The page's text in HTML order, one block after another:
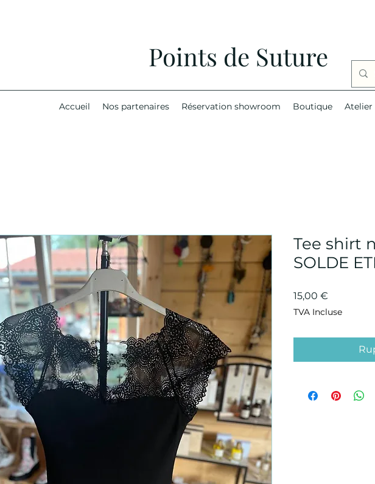
Points de Suture
Accueil Nos partenaires Réservation showroom Boutique Atelier
Tee shirt
SOLDE
15,00 €
TVA Incluse